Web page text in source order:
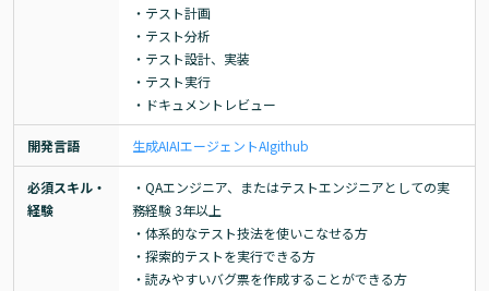
・テスト計画
・テスト分析
・テスト設計、実装
・テスト実行
・ドキュメントレビュー
開発言語 生成AIAIエージェントAIgithub
必須スキル・
経験
・QAエンジニア、またはテストエンジニアとしての実
務経験 3年以上
・体系的なテスト技法を使いこなせる方
・探索的テストを実行できる方
・読みやすいバグ票を作成することができる方